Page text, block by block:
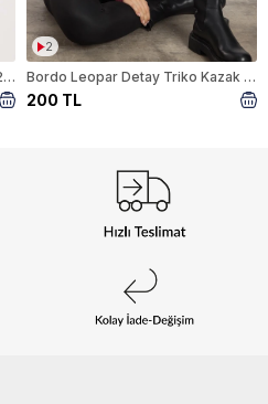
Krem Yırtmaç Detay Fitilli Kazak 22131
2
Bordo Leopar Detay Triko Kazak 24342
200 TL